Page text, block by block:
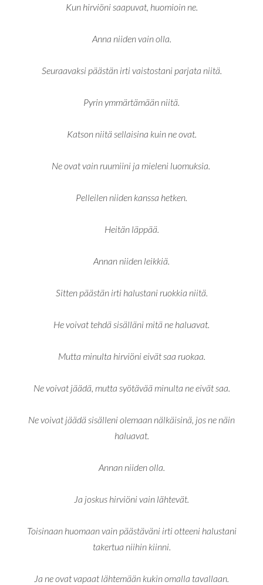
Kun hirviöni saapuvat, huomioin ne.
Anna niiden vain olla.
Seuraavaksi päästän irti vaistostani parjata niitä.
Pyrin ymmärtämään niitä.
Katson niitä sellaisina kuin ne ovat.
Ne ovat vain ruumiini ja mieleni luomuksia.
Pelleilen niiden kanssa hetken.
Heitän läppää.
Annan niiden leikkiä.
Sitten päästän irti halustani ruokkia niitä.
He voivat tehdä sisälläni mitä ne haluavat.
Mutta minulta hirviöni eivät saa ruokaa.
Ne voivat jäädä, mutta syötävää minulta ne eivät saa.
Ne voivat jäädä sisälleni olemaan nälkäisinä, jos ne näin
haluavat.
Annan niiden olla.
Ja joskus hirviöni vain lähtevät.
Toisinaan huomaan vain päästäväni irti otteeni halustani
takertua niihin kiinni.
Ja ne ovat vapaat lähtemään kukin omalla tavallaan.